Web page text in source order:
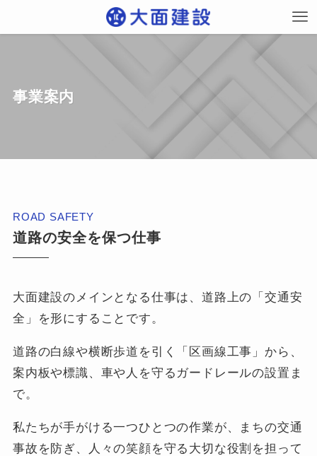
事業案内
ROAD SAFETY
道路の安全を保つ仕事
大面建設のメインとなる仕事は、道路上の「交通安
全」を形にすることです。
道路の白線や横断歩道を引く「区画線工事」から、
案内板や標識、車や人を守るガードレールの設置ま
で。
私たちが手がける一つひとつの作業が、まちの交通
事故を防ぎ、人々の笑顔を守る大切な役割を担って